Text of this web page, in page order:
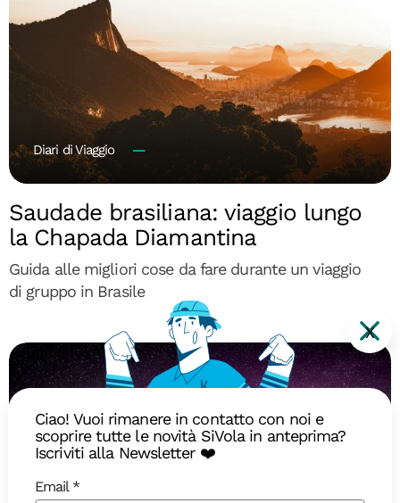
Diari di Viaggio
Saudade brasiliana: viaggio lungo
la Chapada Diamantina
Guida alle migliori cose da fare durante un viaggio
di gruppo in Brasile
X
Ciao! Vuoi rimanere in contatto con noi e
scoprire tutte le novità SiVola in anteprima?
Iscriviti alla Newsletter ❤️
Email